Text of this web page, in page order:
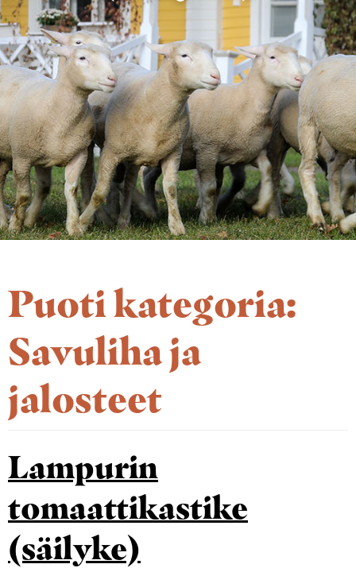
Puoti kategoria:
Savuliha ja
jalosteet
Lampurin
tomaattikastike
(säilyke)